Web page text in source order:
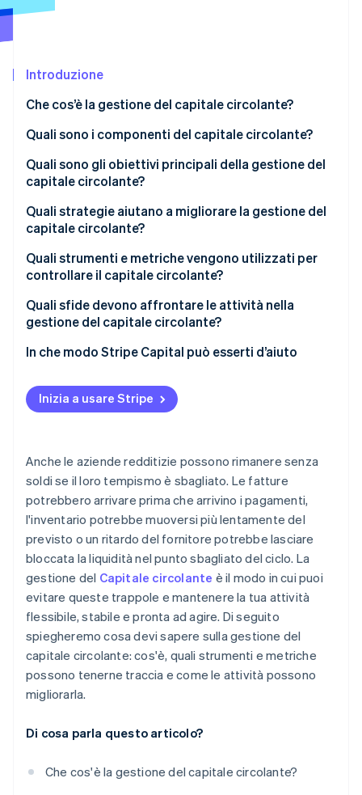
Scopri cosa ti aspetta
Atlas
Climate
Rimozione del carbonio
Verifica online dell'identità
Stripe Sessions 2026
Scopri come Stripe sta costruendo l'infrastruttura
Introduzione
Che cos’è la gestione del capitale circolante?
Quali sono i componenti del capitale circolante?
Quali sono gli obiettivi principali della gestione del
capitale circolante?
Quali strategie aiutano a migliorare la gestione del
capitale circolante?
Riscuotere i pagamenti più velocemente
Sfrutta appieno i termini di pagamento
Sposta l’inventario più velocemente
Controlla le spese operative
Mantieni un cuscinetto
intelligente
Quali strumenti e metriche vengono utilizzati per
controllare il capitale circolante?
Capitale circolante netto
Rapporto corrente
Ciclo di conversione in contanti
Quali sfide devono affrontare le attività nella
gestione del capitale circolante?
Domanda disomogenea e stagionalità
Pagamenti dei clienti in ritardo
Inventario che rimane fermo troppo a lungo
Inefficienze interne
Crescita rapida
Condizioni del credito più stringenti
In che modo Stripe Capital può esserti d’aiuto
Inizia a usare Stripe
Anche le aziende redditizie possono rimanere senza
soldi se il loro tempismo è sbagliato. Le fatture
potrebbero arrivare prima che arrivino i pagamenti,
l'inventario potrebbe muoversi più lentamente del
previsto o un ritardo del fornitore potrebbe lasciare
bloccata la liquidità nel punto sbagliato del ciclo. La
gestione del Capitale circolante è il modo in cui puoi
evitare queste trappole e mantenere la tua attività
flessibile, stabile e pronta ad agire. Di seguito
spiegheremo cosa devi sapere sulla gestione del
capitale circolante: cos'è, quali strumenti e metriche
possono tenerne traccia e come le attività possono
migliorarla.
Di cosa parla questo articolo?
Che cos'è la gestione del capitale circolante?